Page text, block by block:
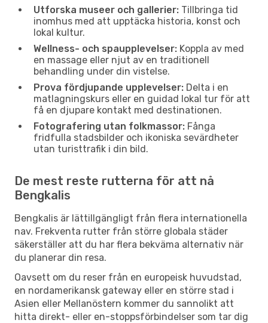
Utforska museer och gallerier: Tillbringa tid
inomhus med att upptäcka historia, konst och
lokal kultur.
Wellness- och spaupplevelser: Koppla av med
en massage eller njut av en traditionell
behandling under din vistelse.
Prova fördjupande upplevelser: Delta i en
matlagningskurs eller en guidad lokal tur för att
få en djupare kontakt med destinationen.
Fotografering utan folkmassor: Fånga
fridfulla stadsbilder och ikoniska sevärdheter
utan turisttrafik i din bild.
De mest reste rutterna för att nå
Bengkalis
Bengkalis är lättillgängligt från flera internationella
nav. Frekventa rutter från större globala städer
säkerställer att du har flera bekväma alternativ när
du planerar din resa.
Oavsett om du reser från en europeisk huvudstad,
en nordamerikansk gateway eller en större stad i
Asien eller Mellanöstern kommer du sannolikt att
hitta direkt- eller en-stoppsförbindelser som tar dig